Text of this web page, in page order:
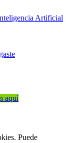
Artificial
aquí
Puede